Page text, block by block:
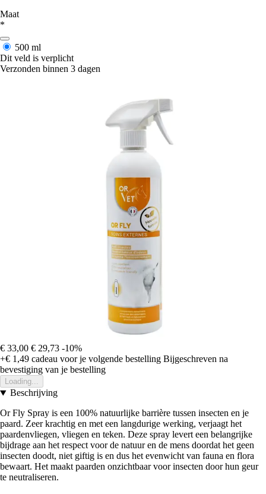
Maat
*
500 ml
Dit veld is verplicht
Verzonden binnen 3 dagen
€ 33,00 € 29,73 -10%
+€ 1,49 cadeau voor je volgende bestelling Bijgeschreven na
bevestiging van je bestelling
Loading...
Beschrijving
Or Fly Spray is een 100% natuurlijke barrière tussen insecten en je
paard. Zeer krachtig en met een langdurige werking, verjaagt het
paardenvliegen, vliegen en teken. Deze spray levert een belangrijke
bijdrage aan het respect voor de natuur en de mens doordat het geen
insecten doodt, niet giftig is en dus het evenwicht van fauna en flora
bewaart. Het maakt paarden onzichtbaar voor insecten door hun geur
te neutraliseren.